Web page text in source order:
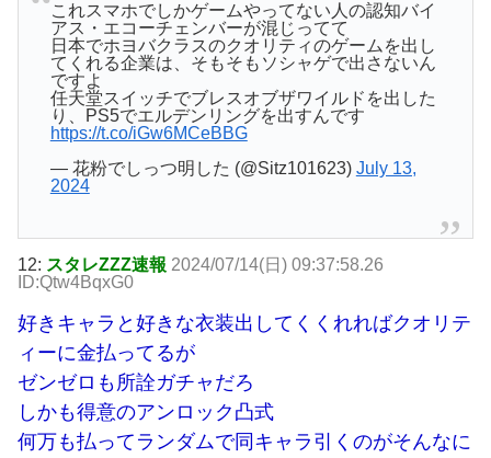
これスマホでしかゲームやってない人の認知バイ
アス・エコーチェンバーが混じってて
日本でホヨバクラスのクオリティのゲームを出し
てくれる企業は、そもそもソシャゲで出さないん
ですよ
任天堂スイッチでブレスオブザワイルドを出した
り、PS5でエルデンリングを出すんです
https://t.co/iGw6MCeBBG
— 花粉でしっつ明した (@Sitz101623) July 13,
2024
12: スタレZZZ速報 2024/07/14(日) 09:37:58.26
ID:Qtw4BqxG0
好きキャラと好きな衣装出してくくれればクオリテ
ィーに金払ってるが
ゼンゼロも所詮ガチャだろ
しかも得意のアンロック凸式
何万も払ってランダムで同キャラ引くのがそんなに